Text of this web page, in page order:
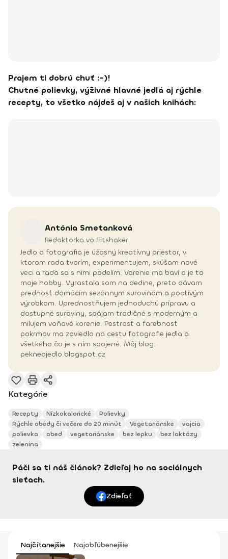
Prajem ti dobrú chuť :-)!
Chutné polievky, výživné hlavné jedlá aj rýchle
recepty, to všetko nájdeš aj v našich knihách:
Antónia Smetanková
Redaktorka vo Fitshaker
Jedlo a fotografia je úžasný kreatívny priestor, v
ktorom rada tvorím, experimentujem, skúšam nové
veci a rada sa s nimi podelím. Varenie ma baví a je to
moje hobby. Vyrastala som na dedine, preto dávam
prednosť domácim sezónnym surovinám a poctivým
výrobkom. Uprednostňujem jednoduchú prípravu a
dostupné suroviny, spájam tradičné s moderným a
milujem voňavé korenie. Pestrosť a farebnosť
pokrmov ma zaviedlo na cestu fotografie jedla a
všetkého čo je s ním spojené. Môj blog:
pekneajedlo.blogspot.cz
Kategórie
Recepty Nízkokalorické
Polievky
Rýchle obedy či večere do 20 minút
Vegetariánske
vajcia
polievka
obed vegetariánske bez lepku
bez laktózy
zelenina
Páči sa ti náš článok? Zdieľaj ho na sociálnych
sieťach.
Zdieľať
Najčítanejšie Najobľúbenejšie